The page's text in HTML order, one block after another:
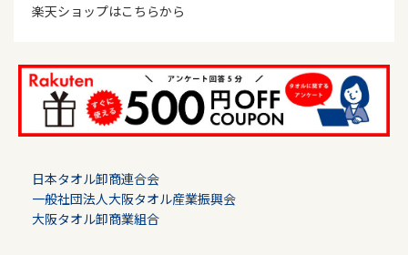
楽天ショップはこちらから
日本タオル卸商連合会
一般社団法人大阪タオル産業振興会
大阪タオル卸商業組合